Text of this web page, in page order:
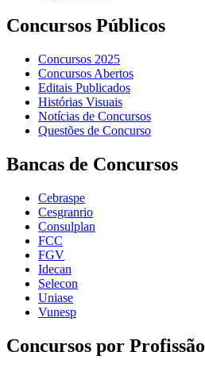
Concursos Públicos
Concursos 2025
Concursos Abertos
Editais Publicados
Histórias Visuais
Notícias de Concursos
Questões de Concurso
Bancas de Concursos
Cebraspe
Cesgranrio
Consulplan
FCC
FGV
Idecan
Selecon
Uniase
Vunesp
Concursos por Profissão